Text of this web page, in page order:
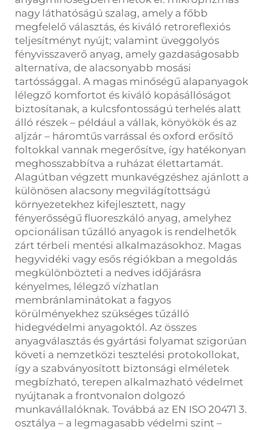
nagy láthatóságú szalag, amely a főbb
megfelelő választás, és kiváló retroreflexiós
teljesítményt nyújt; valamint üveggolyós
fényvisszaverő anyag, amely gazdaságosabb
alternatíva, de alacsonyabb mosási
tartóssággal. A magas minőségű alapanyagok
lélegző komfortot és kiváló kopásállóságot
biztosítanak, a kulcsfontosságú terhelés alatt
álló részek – például a vállak, könyökök és az
aljzár – háromtűs varrással és oxford erősítő
foltokkal vannak megerősítve, így hatékonyan
meghosszabbítva a ruházat élettartamát.
Alagútban végzett munkavégzéshez ajánlott a
különösen alacsony megvilágítottságú
környezetekhez kifejlesztett, nagy
fényerősségű fluoreszkáló anyag, amelyhez
opcionálisan tűzálló anyagok is rendelhetők
zárt térbeli mentési alkalmazásokhoz. Magas
hegyvidéki vagy esős régiókban a megoldás
megkülönbözteti a nedves időjárásra
kényelmes, lélegző vízhatlan
membránlaminátokat a fagyos
körülményekhez szükséges tűzálló
hidegvédelmi anyagoktól. Az összes
anyagválasztás és gyártási folyamat szigorúan
követi a nemzetközi tesztelési protokollokat,
így a szabványosított biztonsági elméletek
megbízható, terepen alkalmazható védelmet
nyújtanak a frontvonalon dolgozó
munkavállalóknak. Továbbá az EN ISO 20471 3.
osztálya – a legmagasabb védelmi szint –